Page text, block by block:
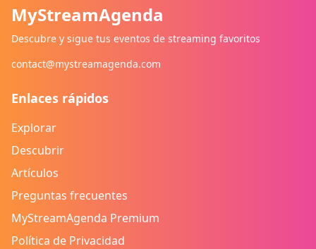
MyStreamAgenda
Descubre y sigue tus eventos de streaming favoritos
contact@mystreamagenda.com
Enlaces rápidos
Explorar
Descubrir
Artículos
Preguntas frecuentes
MyStreamAgenda Premium
Política de Privacidad